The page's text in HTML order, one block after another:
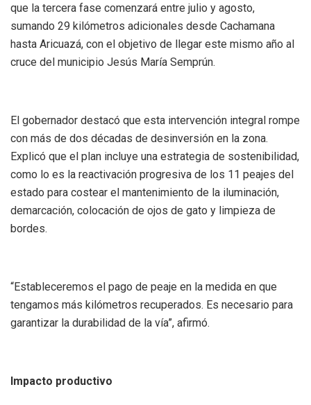
que la tercera fase comenzará entre julio y agosto,
sumando 29 kilómetros adicionales desde Cachamana
hasta Aricuazá, con el objetivo de llegar este mismo año al
cruce del municipio Jesús María Semprún.
El gobernador destacó que esta intervención integral rompe
con más de dos décadas de desinversión en la zona.
Explicó que el plan incluye una estrategia de sostenibilidad,
como lo es la reactivación progresiva de los 11 peajes del
estado para costear el mantenimiento de la iluminación,
demarcación, colocación de ojos de gato y limpieza de
bordes.
“Estableceremos el pago de peaje en la medida en que
tengamos más kilómetros recuperados. Es necesario para
garantizar la durabilidad de la vía”, afirmó.
Impacto productivo